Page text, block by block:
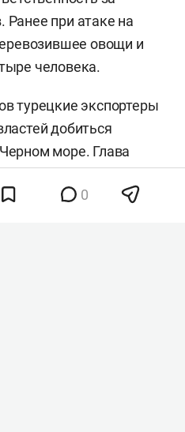
при атаке на
овощи и
человека.
турецкие экспортеры
добиться
море. Глава
привести к разрыву
0